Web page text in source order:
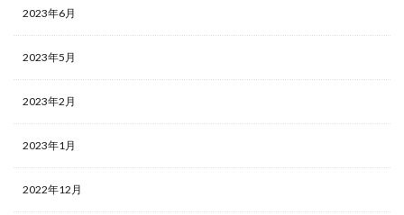
2023年6月
2023年5月
2023年2月
2023年1月
2022年12月